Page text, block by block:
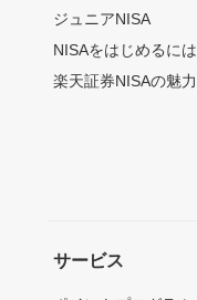
ジュニアNISA
NISAをはじめるには
楽天証券NISAの魅力
サービス